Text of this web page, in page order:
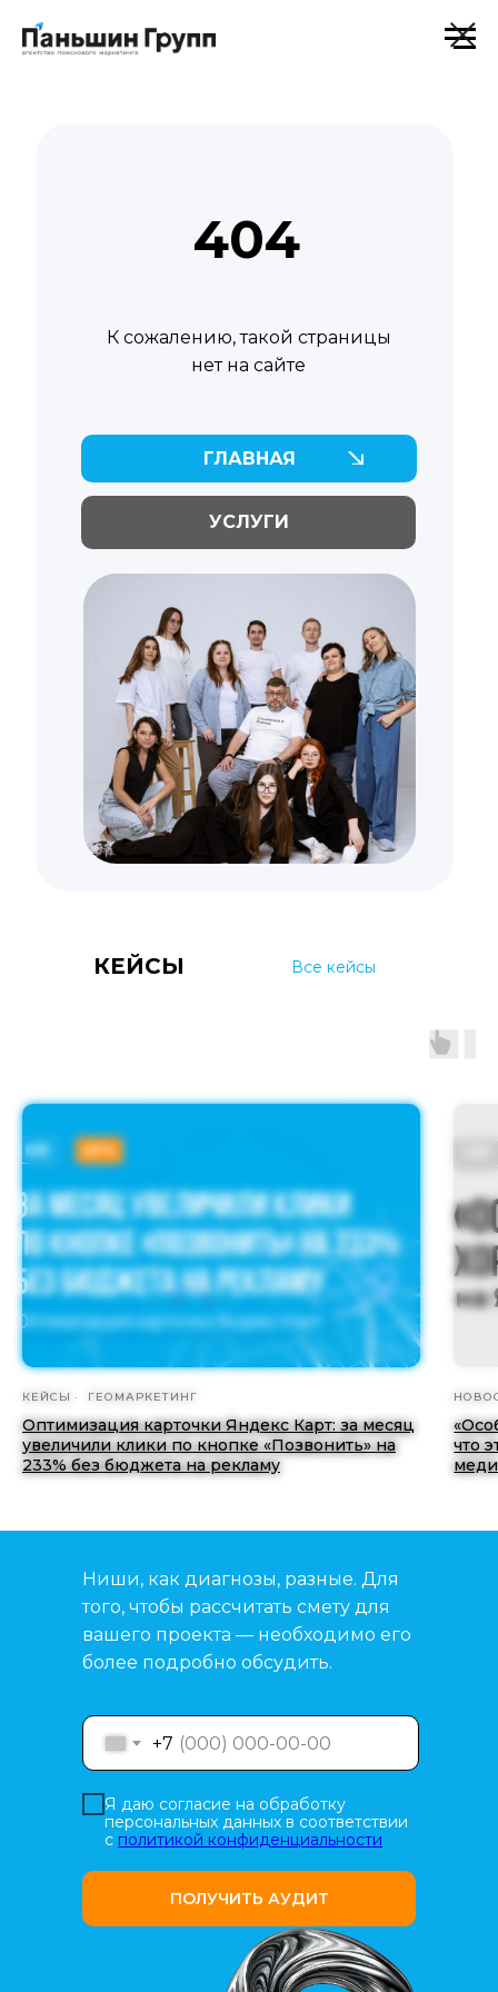
404
К сожалению, такой страницы
нет на сайте
УСЛУГИ
ГЛАВНАЯ
КЕЙСЫ Все кейсы
КЕЙСЫ ГЕОМАРКЕТИНГ
Оптимизация карточки Яндекс Карт: за месяц
увеличили клики по кнопке «Позвонить» на
233% без бюджета на рекламу
что
Ниши, как диагнозы, разные. Для
того, чтобы рассчитать смету для
вашего проекта — необходимо его
более подробно обсудить.
+7
Я даю согласие на обработку
персональных данных в соответствии
с политикой конфиденциальности
ПОЛУЧИТЬ АУДИТ